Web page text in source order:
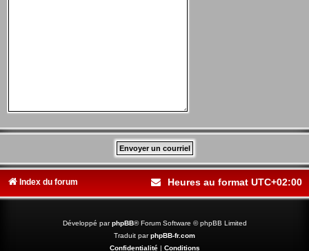
Index du forum Heures au format UTC+02:00
Développé parphpBB® Forum Software © phpBB Limited
Traduit parphpBB-fr.com
Confidentialité| Conditions